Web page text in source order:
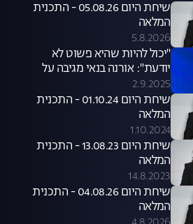
שיחת היום 05.08.26 - התכנית
המלאה
5.8.2026
"יכול להיות שהיא פשוט לא
יודעת": אורנה בנאי מגיבה על
סערת קניית הכלבים שעוררה קרן
פלס
2.9.2025
שיחת היום 01.10.24 - התכנית
המלאה
1.10.2024
שיחת היום 13.08.23 - התכנית
המלאה
14.8.2023
שיחת היום 04.08.26 - התכנית
המלאה